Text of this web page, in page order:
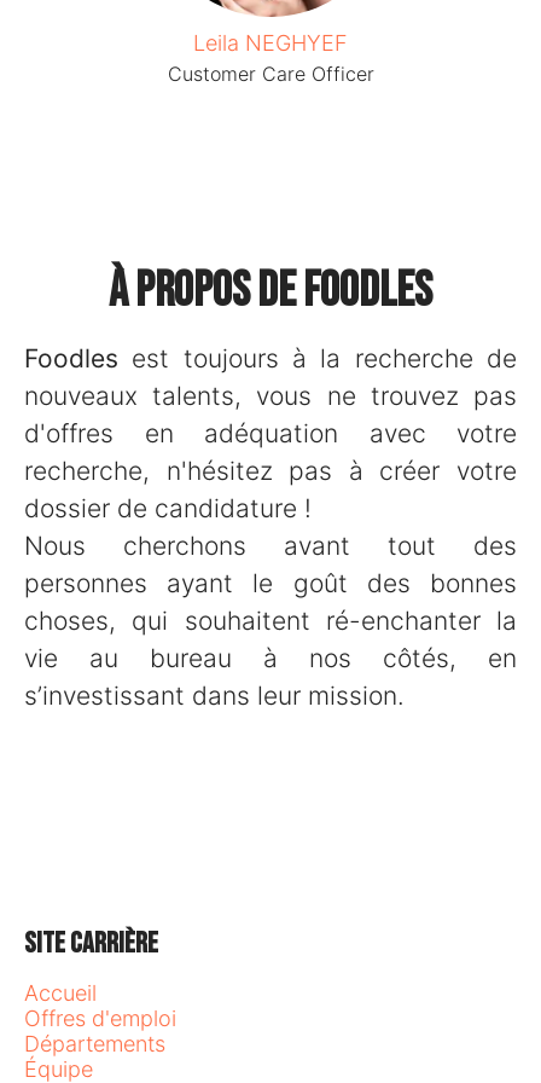
Leila NEGHYEF
Customer Care Officer
À propos de Foodles
Foodles est toujours à la recherche de
nouveaux talents, vous ne trouvez pas
d'offres en adéquation avec votre
recherche, n'hésitez pas à créer votre
dossier de candidature !
Nous cherchons avant tout des
personnes ayant le goût des bonnes
choses, qui souhaitent ré-enchanter la
vie au bureau à nos côtés, en
s’investissant dans leur mission.
Site carrière
Accueil
Offres d'emploi
Départements
Équipe